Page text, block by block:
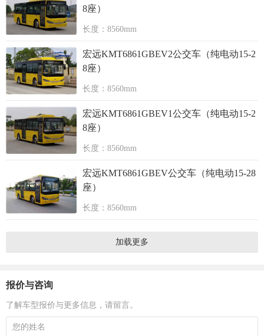
8座）
长度：8560mm
宏远KMT6861GBEV2公交车（纯电动15-2
8座）
长度：8560mm
宏远KMT6861GBEV1公交车（纯电动15-2
8座）
长度：8560mm
宏远KMT6861GBEV公交车（纯电动15-28
座）
长度：8560mm
加载更多
报价与咨询
了解车型报价与更多信息，请留言。